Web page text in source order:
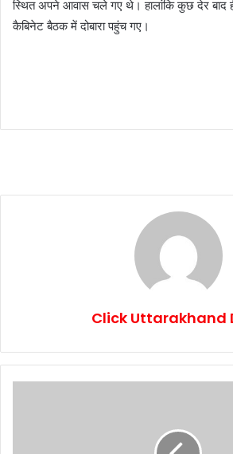
स्थित अपने आवास चले गए थे। हालांकि कुछ देर बाद
कैबिनेट बैठक में दोबारा पहुंच गए।
Click Uttarakhand